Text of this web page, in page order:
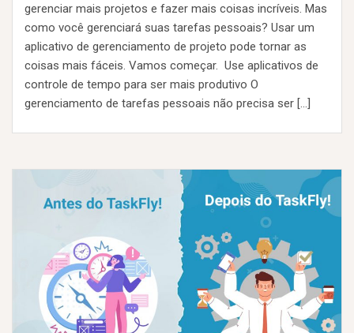
gerenciar mais projetos e fazer mais coisas incríveis. Mas
como você gerenciará suas tarefas pessoais? Usar um
aplicativo de gerenciamento de projeto pode tornar as
coisas mais fáceis. Vamos começar. Use aplicativos de
controle de tempo para ser mais produtivo O
gerenciamento de tarefas pessoais não precisa ser […]